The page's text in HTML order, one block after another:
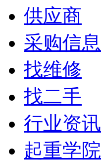
供应商
采购信息
找维修
找二手
行业资讯
起重学院